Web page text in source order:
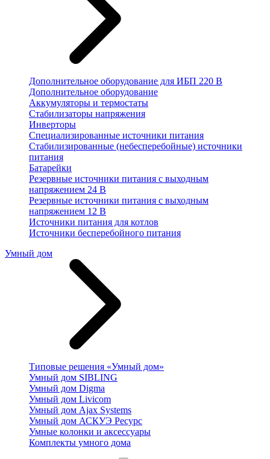
Дополнительное оборудование для ИБП 220 В
Дополнительное оборудование
Аккумуляторы и термостаты
Стабилизаторы напряжения
Инверторы
Специализированные источники питания
Стабилизированные (небесперебойные) источники
питания
Батарейки
Резервные источники питания с выходным
напряжением 24 В
Резервные источники питания с выходным
напряжением 12 В
Источники питания для котлов
Источники бесперебойного питания
Умный дом
Типовые решения «Умный дом»
Умный дом SIBLING
Умный дом Digma
Умный дом Livicom
Умный дом Ajax Systems
Умный дом АСКУЭ Ресурс
Умные колонки и аксессуары
Комплекты умного дома